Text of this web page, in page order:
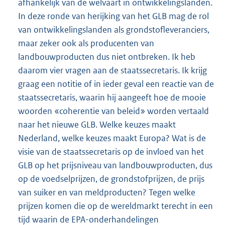
afhankelijk van de welvaart in ontwikkelingslanden.
In deze ronde van herijking van het GLB mag de rol
van ontwikkelingslanden als grondstofleveranciers,
maar zeker ook als producenten van
landbouwproducten dus niet ontbreken. Ik heb
daarom vier vragen aan de staatssecretaris. Ik krijg
graag een notitie of in ieder geval een reactie van de
staatssecretaris, waarin hij aangeeft hoe de mooie
woorden «coherentie van beleid» worden vertaald
naar het nieuwe GLB. Welke keuzes maakt
Nederland, welke keuzes maakt Europa? Wat is de
visie van de staatssecretaris op de invloed van het
GLB op het prijsniveau van landbouwproducten, dus
op de voedselprijzen, de grondstofprijzen, de prijs
van suiker en van meldproducten? Tegen welke
prijzen komen die op de wereldmarkt terecht in een
tijd waarin de EPA-onderhandelingen